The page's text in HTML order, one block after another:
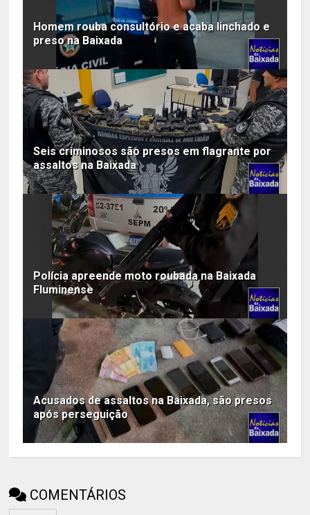
Homem rouba consultório e acaba linchado e
preso na Baixada
Seis criminosos são presos em flagrante por
assaltos na Baixada
Polícia apreende moto roubada na Baixada
Fluminense
Acusados de assaltos na Baixada, são presos
após perseguição
COMENTÁRIOS